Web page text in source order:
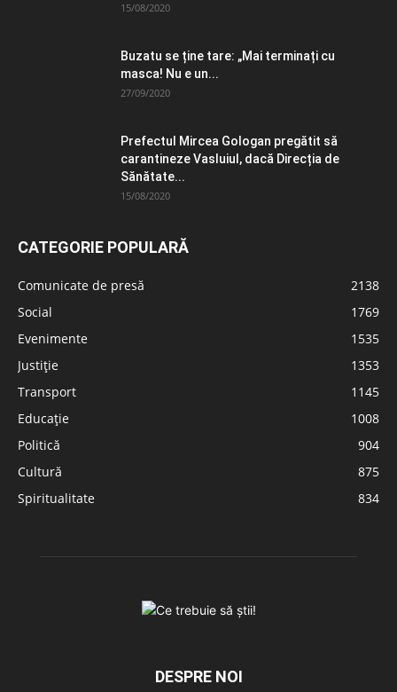
15/08/2020
Buzatu se ține tare: „Mai terminați cu
masca! Nu e un...
27/09/2020
Prefectul Mircea Gologan pregătit să
carantineze Vasluiul, dacă Direcția de
Sănătate...
15/08/2020
CATEGORIE POPULARĂ
Comunicate de presă
2138
Social
1769
Evenimente
1535
Justiție
1353
Transport
1145
Educație
1008
Politică
904
Cultură
875
Spiritualitate
834
DESPRE NOI